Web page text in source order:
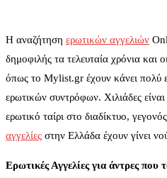
Η αναζήτηση ερωτικών αγγελιών
δημοφιλής τα τελευταία χρόνια και
όπως το Mylist.gr έχουν κάνει πολύ
ερωτικών συντρόφων. Χιλιάδες
ερωτικό ταίρι στο διαδίκτυο,
αγγελίες στην Ελλάδα έχουν γίνει
Ερωτικές Αγγελίες για άντρες που